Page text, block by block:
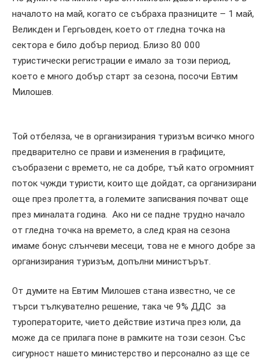
началото на май, когато се събраха празниците – 1 май,
Великден и Гергьовден, което от гледна точка на
сектора е било добър период. Близо 80 000
туристически регистрации е имало за този период,
което е много добър старт за сезона, посочи Евтим
Милошев.
Той отбеляза, че в организирания туризъм всичко много
предварително се прави и изменения в графиците,
съобразени с времето, не са добре, тъй като огромният
поток чужди туристи, които ще дойдат, са организирани
още през пролетта, а големите записвания почват още
през миналата година. Ако ни се падне трудно начало
от гледна точка на времето, а след края на сезона
имаме бонус слънчеви месеци, това не е много добре за
организирания туризъм, допълни министърът.
От думите на Евтим Милошев стана известно, че се
търси тълкувателно решение, така че 9% ДДС за
туроператорите, чието действие изтича през юли, да
може да се прилага поне в рамките на този сезон. Със
сигурност нашето министерство и персонално аз ще се